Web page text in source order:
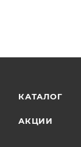
КАТАЛОГ
АКЦИИ